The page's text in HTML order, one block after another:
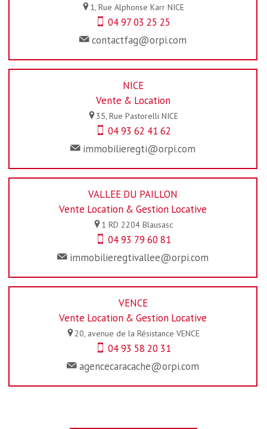
1, Rue Alphonse Karr NICE
04 97 03 25 25
contactfag@orpi.com
NICE
Vente & Location
35, Rue Pastorelli NICE
04 93 62 41 62
immobilieregti@orpi.com
VALLEE DU PAILLON
Vente Location & Gestion Locative
1 RD 2204 Blausasc
04 93 79 60 81
immobilieregtivallee@orpi.com
VENCE
Vente Location & Gestion Locative
20, avenue de la Résistance VENCE
04 93 58 20 31
agencecaracache@orpi.com